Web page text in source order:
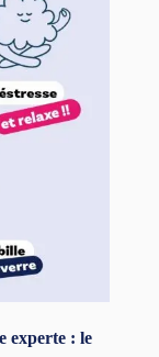
experte : le